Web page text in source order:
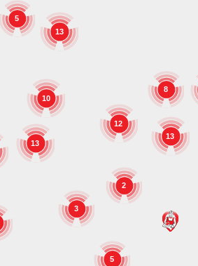
13
12
13
13
3
5
10
8
2
5